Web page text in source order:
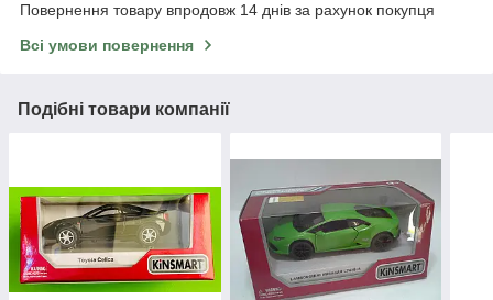
Повернення товару впродовж 14 днів за рахунок покупця
Всі умови повернення
Подібні товари компанії